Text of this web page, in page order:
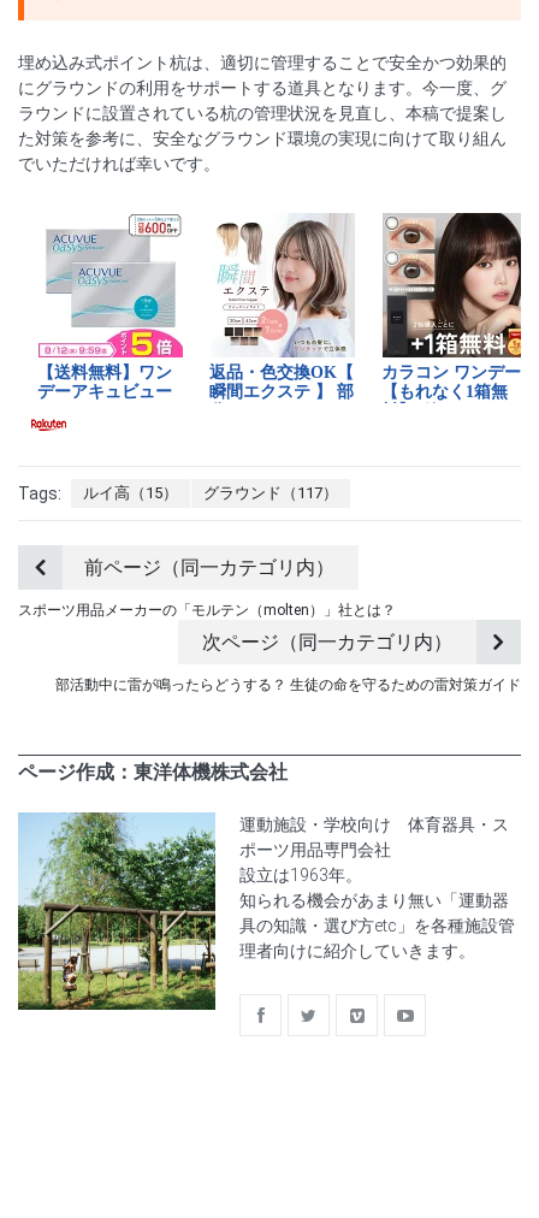
埋め込み式ポイント杭は、適切に管理することで安全かつ効果的
にグラウンドの利用をサポートする道具となります。今一度、グ
ラウンドに設置されている杭の管理状況を見直し、本稿で提案し
た対策を参考に、安全なグラウンド環境の実現に向けて取り組ん
でいただければ幸いです。
Tags: ルイ高（15） グラウンド（117）
前ページ（同一カテゴリ内）
スポーツ用品メーカーの「モルテン（molten）」社とは？
次ページ（同一カテゴリ内）
部活動中に雷が鳴ったらどうする？ 生徒の命を守るための雷対策ガイド
ページ作成：東洋体機株式会社
運動施設・学校向け 体育器具・ス
ポーツ用品専門会社
設立は1963年。
知られる機会があまり無い「運動器
具の知識・選び方etc」を各種施設管
理者向けに紹介していきます。